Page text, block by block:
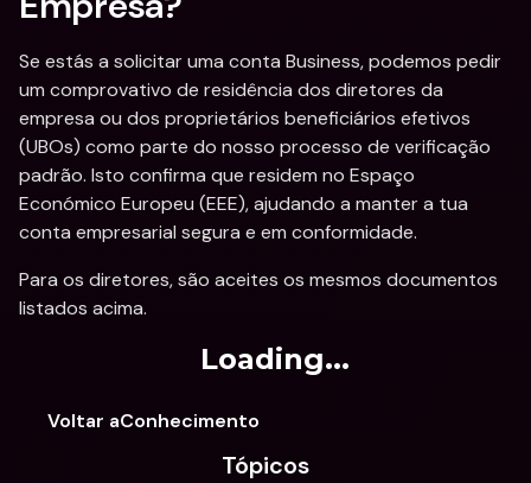
Se estás a solicitar uma conta Business, podemos pedir
um comprovativo de residência dos diretores da
empresa ou dos proprietários beneficiários efetivos
(UBOs) como parte do nosso processo de verificação
padrão. Isto confirma que residem no Espaço
Económico Europeu (EEE), ajudando a manter a tua
conta empresarial segura e em conformidade.
Para os diretores, são aceites os mesmos documentos
listados acima.
Loading...
Voltar aConhecimento
Tópicos